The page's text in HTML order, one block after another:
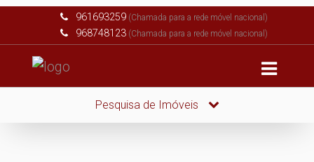
961693259 (Chamada para a rede móvel nacional)
968748123 (Chamada para a rede móvel nacional)
Pesquisa de Imóveis